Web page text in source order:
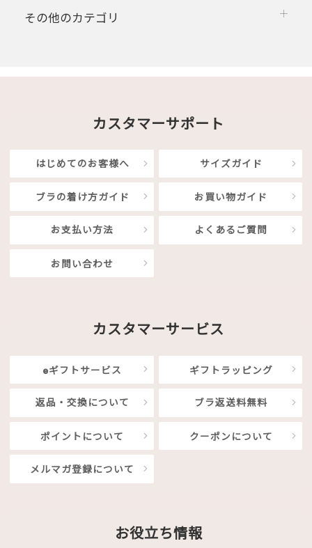
その他のカテゴリ
カスタマーサポート
はじめてのお客様へ サイズガイド
ブラの着け方ガイド お買い物ガイド
お支払い方法 よくあるご質問
お問い合わせ
カスタマーサービス
eギフトサービス ギフトラッピング
返品・交換について ブラ返送料無料
ポイントについて クーポンについて
メルマガ登録について
お役立ち情報